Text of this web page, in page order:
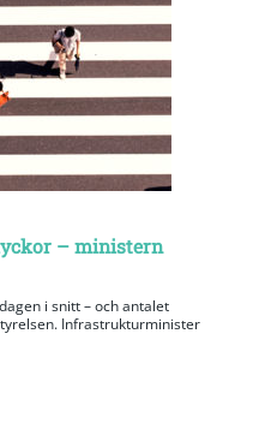
– ministern
i snitt – och antalet
Infrastrukturminister